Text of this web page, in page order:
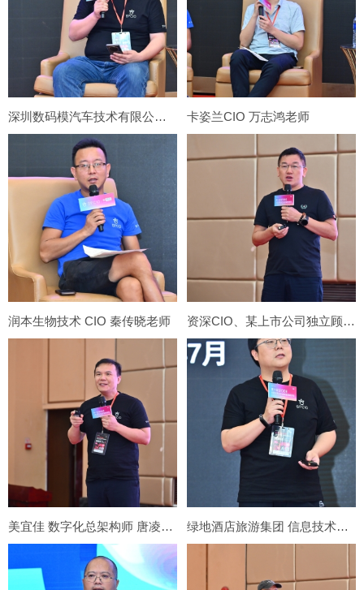
深圳数码模汽车技术有限公司 数字化总监 柯希君老师 卡姿兰CIO 万志鸿老师
润本生物技术 CIO 秦传晓老师 资深CIO、某上市公司独立顾问、数字化创新专家 黄剑锋老师
美宜佳 数字化总架构师 唐凌遥老师 绿地酒店旅游集团 信息技术部 总经理 吴龙老师